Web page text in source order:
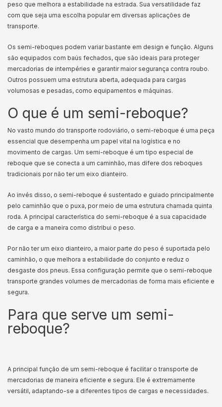
peso que melhora a estabilidade na estrada. Sua versatilidade faz
com que seja uma escolha popular em diversas aplicações de
transporte.
Os semi-reboques podem variar bastante em design e função. Alguns
são equipados com baús fechados, que são ideais para proteger
mercadorias de intempéries e garantir maior segurança contra roubo.
Outros possuem uma estrutura aberta, adequada para cargas
volumosas e pesadas, como equipamentos e máquinas.
O que é um semi-reboque?
No vasto mundo do transporte rodoviário, o semi-reboque é uma peça
essencial que desempenha um papel vital na logística e no
movimento de cargas. Um semi-reboque é um tipo especial de
reboque que se conecta a um caminhão, mas difere dos reboques
tradicionais por não ter um eixo dianteiro.
Ao invés disso, o semi-reboque é sustentado e guiado principalmente
pelo caminhão que o puxa, por meio de uma estrutura chamada quinta
roda. A principal característica do semi-reboque é a sua capacidade
de carga e a maneira como distribui o peso.
Por não ter um eixo dianteiro, a maior parte do peso é suportada pelo
caminhão, o que melhora a estabilidade do conjunto e reduz o
desgaste dos pneus. Essa configuração permite que o semi-reboque
transporte grandes volumes de mercadorias de forma mais eficiente e
segura.
Para que serve um semi-
reboque?
A principal função de um semi-reboque é facilitar o transporte de
mercadorias de maneira eficiente e segura. Ele é extremamente
versátil, adaptando-se a diferentes tipos de cargas e necessidades.